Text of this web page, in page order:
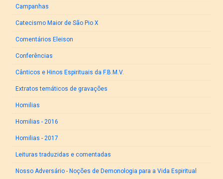
Campanhas
Catecismo Maior de São Pio X
Comentários Eleison
Conferências
Cânticos e Hinos Espirituais da F.B.M.V.
Extratos temáticos de gravações
Homilias
Homilias - 2016
Homilias - 2017
Leituras traduzidas e comentadas
Nosso Adversário - Noções de Demonologia para a Vida Espiritual